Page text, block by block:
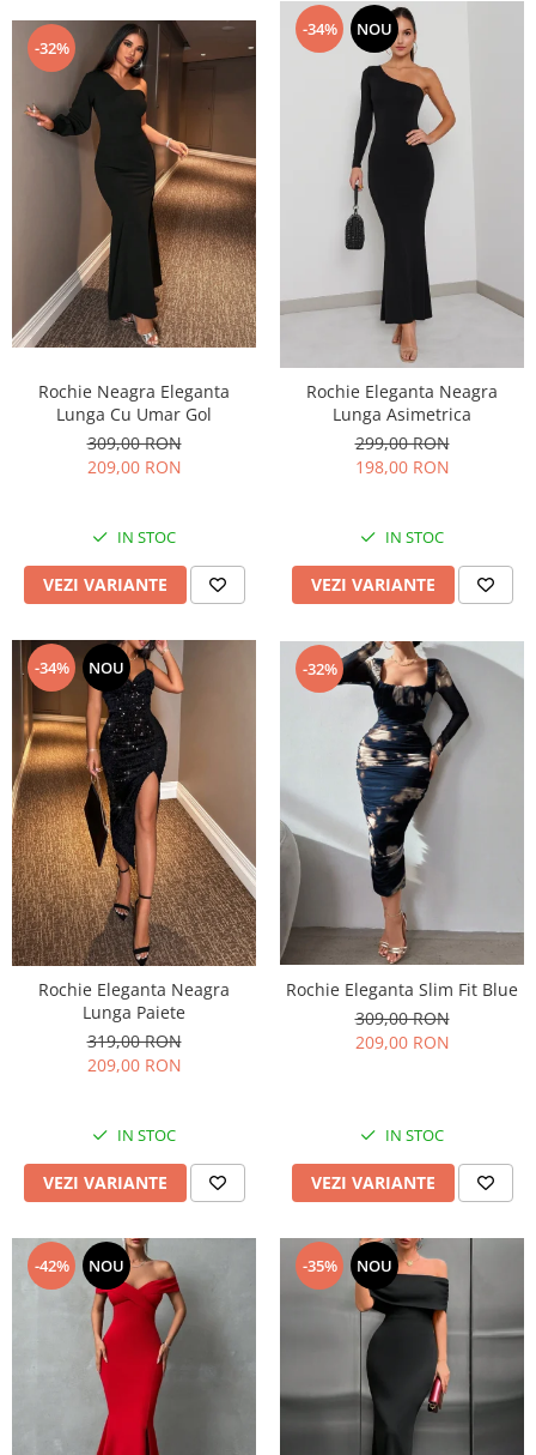
-32%
Rochie Neagra Eleganta
Lunga Cu Umar Gol
309,00 RON
209,00 RON
IN STOC
VEZI VARIANTE
-34% NOU
Rochie Eleganta Neagra
Lunga Asimetrica
299,00 RON
198,00 RON
IN STOC
VEZI VARIANTE
-34% NOU
Rochie Eleganta Neagra
Lunga Paiete
319,00 RON
209,00 RON
IN STOC
VEZI VARIANTE
-32%
Rochie Eleganta Slim Fit Blue
309,00 RON
209,00 RON
IN STOC
VEZI VARIANTE
-42% NOU -35% NOU